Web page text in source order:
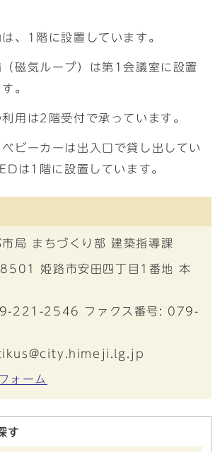
、1階に設置しています。
磁気ループ）は第1会議室に設置
。
用は2階受付で承っています。
ビーカーは出入口で貸し出してい
は1階に設置しています。
局 まちづくり部 建築指導課
姫路市安田四丁目1番地 本
221-2546 ファクス番号: 079-
ォーム
す